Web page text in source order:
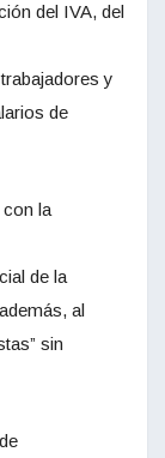
del IVA, del
y
de
la
de la
al
sin